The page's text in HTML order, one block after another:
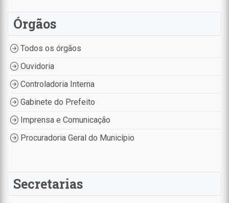
Órgãos
Todos os órgãos
Ouvidoria
Controladoria Interna
Gabinete do Prefeito
Imprensa e Comunicação
Procuradoria Geral do Município
Secretarias